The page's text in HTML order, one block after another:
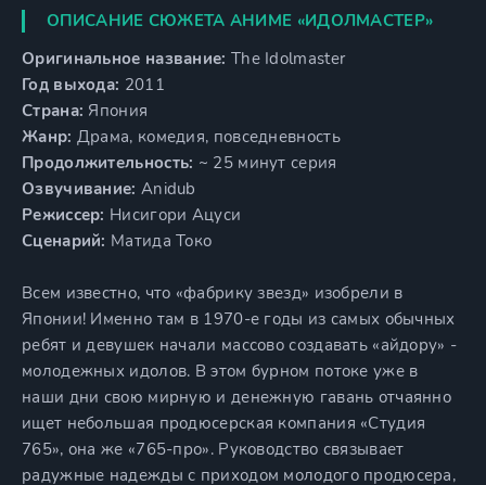
ОПИСАНИЕ СЮЖЕТА АНИМЕ «ИДОЛМАСТЕР»
Оригинальное название: The Idolmaster
Год выхода: 2011
Страна: Япония
Жанр: Драма, комедия, повседневность
Продолжительность: ~ 25 минут серия
Озвучивание: Anidub
Режиссер: Нисигори Ацуси
Сценарий: Матида Токо
Всем известно, что «фабрику звезд» изобрели в
Японии! Именно там в 1970-е годы из самых обычных
ребят и девушек начали массово создавать «айдору» -
молодежных идолов. В этом бурном потоке уже в
наши дни свою мирную и денежную гавань отчаянно
ищет небольшая продюсерская компания «Студия
765», она же «765-про». Руководство связывает
радужные надежды с приходом молодого продюсера,